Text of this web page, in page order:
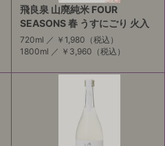
飛良泉 山廃純米 FOUR
SEASONS 春 うすにごり 火入
720ml ／ ￥1,980 （税込）
1800ml ／ ￥3,960 （税込）